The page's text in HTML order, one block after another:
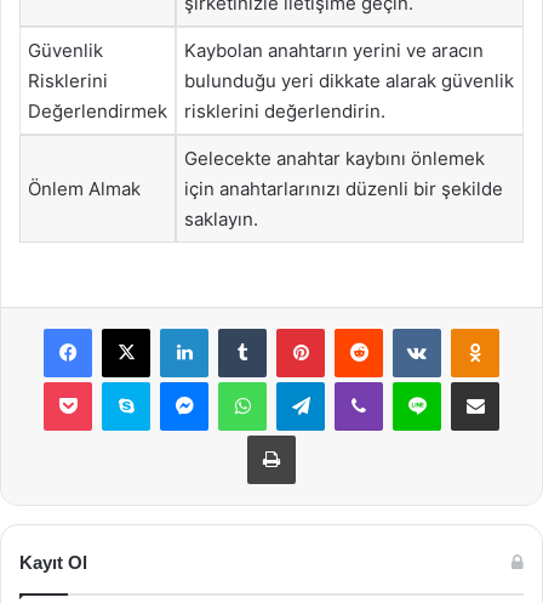
Güvenlik
Risklerini
Değerlendirmek
Kaybolan anahtarın yerini ve aracın
bulunduğu yeri dikkate alarak güvenlik
risklerini değerlendirin.
Önlem Almak
Gelecekte anahtar kaybını önlemek
için anahtarlarınızı düzenli bir şekilde
saklayın.
Facebook
X LinkedInTumblr PinterestReddit VKontakte
Pocket Skype MessengerWhatsAppTelegramViber Line E-Posta ile
Yazdır
Kayıt Ol